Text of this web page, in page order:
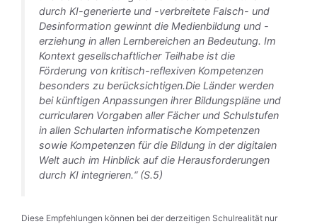
durch KI-generierte und -verbreitete Falsch- und
Desinformation gewinnt die Medienbildung und -
erziehung in allen Lernbereichen an Bedeutung. Im
Kontext gesellschaftlicher Teilhabe ist die
Förderung von kritisch-reflexiven Kompetenzen
besonders zu berücksichtigen.Die Länder werden
bei künftigen Anpassungen ihrer Bildungspläne und
curricularen Vorgaben aller Fächer und Schulstufen
in allen Schularten informatische Kompetenzen
sowie Kompetenzen für die Bildung in der digitalen
Welt auch im Hinblick auf die Herausforderungen
durch KI integrieren.“ (S.5)
Diese Empfehlungen können bei der derzeitigen Schulrealität nur